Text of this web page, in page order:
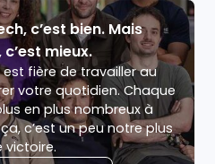
c’est bien. Mais
c’est mieux.
est fière de travailler au
votre quotidien. Chaque
en plus nombreux à
c’est un peu notre plus
victoire.